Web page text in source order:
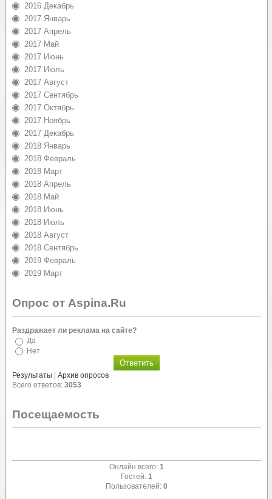
2016 Декабрь
2017 Январь
2017 Апрель
2017 Май
2017 Июнь
2017 Июль
2017 Август
2017 Сентябрь
2017 Октябрь
2017 Ноябрь
2017 Декабрь
2018 Январь
2018 Февраль
2018 Март
2018 Апрель
2018 Май
2018 Июнь
2018 Июль
2018 Август
2018 Сентябрь
2019 Февраль
2019 Март
Опрос от Aspina.Ru
Раздражает ли реклама на сайте?
Да
Нет
Результаты
Архив опросов
Всего ответов: 3053
Посещаемость
Онлайн всего: 1
Гостей: 1
Пользователей: 0